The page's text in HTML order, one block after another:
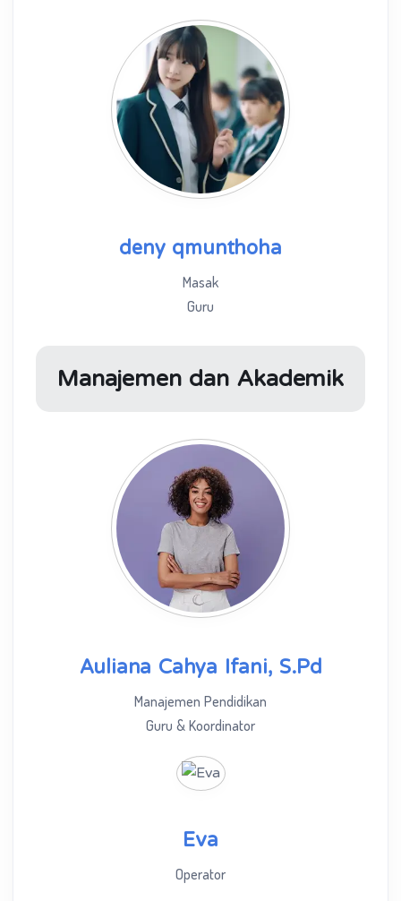
deny qmunthoha
Masak
Guru
Manajemen dan Akademik
Auliana Cahya Ifani, S.Pd
Manajemen Pendidikan
Guru & Koordinator
Eva
Operator